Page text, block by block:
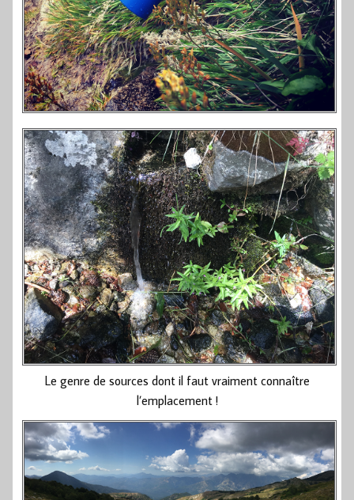
Le genre de sources dont il faut vraiment connaître
l’emplacement !